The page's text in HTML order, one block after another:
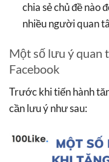
chia sẻ chủ đề nào
nhiều người quan
Một số lưu ý quan
Facebook
Trước khi tiến hành
cần lưu ý như sau: